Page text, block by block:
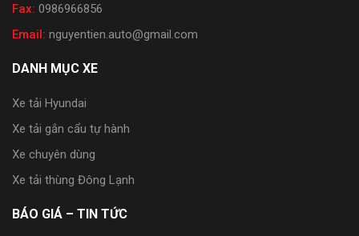
Fax: 0986966856
Email: nguyentien.auto@gmail.com
DANH MỤC XE
Xe tải Hyundai
Xe tải gắn cẩu tự hành
Xe chuyên dùng
Xe tải thùng Đông Lạnh
BÁO GIÁ – TIN TỨC